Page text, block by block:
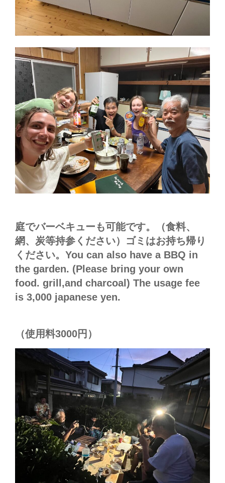
庭でバーベキューも可能です。（食料、
網、炭等持参ください）ゴミはお持ち帰り
ください。You can also have a BBQ in
the garden. (Please bring your own
food. grill,and charcoal) The usage fee
is 3,000 japanese yen.
（使用料3000円）